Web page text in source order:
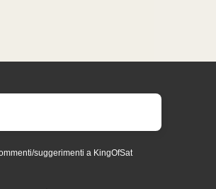
suggerimenti a KingOfSat